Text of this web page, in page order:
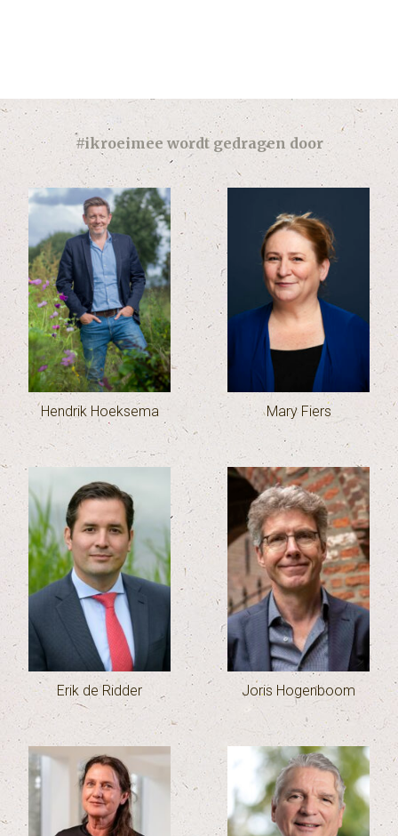
#ikroeimee wordt gedragen door
Hendrik Hoeksema Mary Fiers
Erik de Ridder Joris Hogenboom